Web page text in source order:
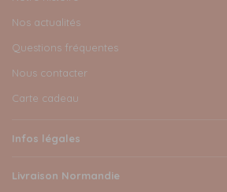
Nos actualités
Questions fréquentes
Nous contacter
Carte cadeau
Infos légales
Livraison Normandie